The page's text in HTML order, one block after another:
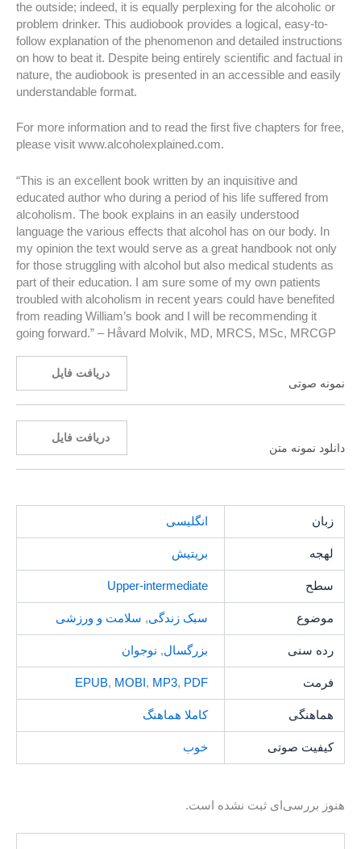
the outside; indeed, it is equally perplexing for the alcoholic or
problem drinker. This audiobook provides a logical, easy-to-
follow explanation of the phenomenon and detailed instructions
on how to beat it. Despite being entirely scientific and factual in
nature, the audiobook is presented in an accessible and easily
understandable format.
For more information and to read the first five chapters for free,
please visit www.alcoholexplained.com.
“This is an excellent book written by an inquisitive and
educated author who during a period of his life suffered from
alcoholism. The book explains in an easily understood
language the various effects that alcohol has on our body. In
my opinion the text would serve as a great handbook not only
for those struggling with alcohol but also medical students as
part of their education. I am sure some of my own patients
troubled with alcoholism in recent years could have benefited
from reading William’s book and I will be recommending it
going forward.” – Håvard Molvik, MD, MRCS, MSc, MRCGP
نمونه صوتی
دریافت فایل
دانلود نمونه متن
دریافت فایل
زبان انگلیسی
لهجه بریتیش
سطح Upper-intermediate
موضوع سبک زندگی, سلامت و ورزشی
رده سنی بزرگسال, نوجوان
فرمت EPUB, MOBI , MP3, PDF
هماهنگی کاملا هماهنگ
کیفیت صوتی خوب
هنوز بررسی‌ای ثبت نشده است.